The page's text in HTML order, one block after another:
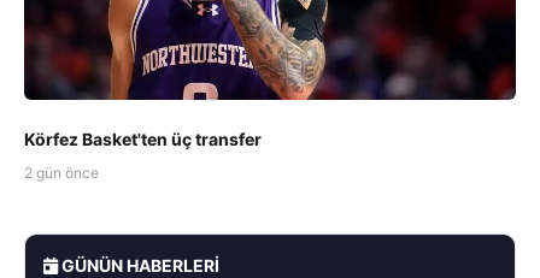
Körfez Basket'ten üç transfer
2 gün önce
GÜNÜN HABERLERI